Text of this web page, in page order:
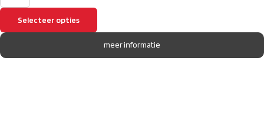
Selecteer opties
meer informatie